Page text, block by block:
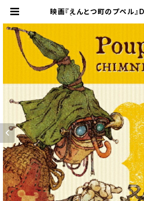
映画『えんとつ町のプペル』